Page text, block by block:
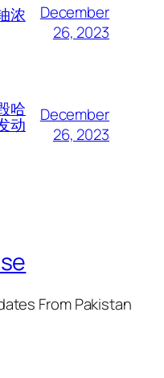
浓
December
26, 2023
哈
动
December
26, 2023
From Pakistan